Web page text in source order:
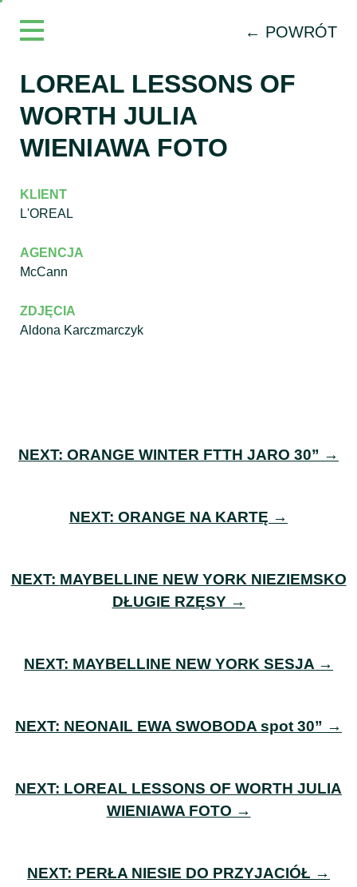
← POWRÓT
LOREAL LESSONS OF
WORTH JULIA
WIENIAWA FOTO
KLIENT
L'OREAL
AGENCJA
McCann
ZDJĘCIA
Aldona Karczmarczyk
NEXT: ORANGE WINTER FTTH JARO 30” →
NEXT: ORANGE NA KARTĘ →
NEXT: MAYBELLINE NEW YORK NIEZIEMSKO
DŁUGIE RZĘSY →
NEXT: MAYBELLINE NEW YORK SESJA →
NEXT: NEONAIL EWA SWOBODA spot 30” →
NEXT: LOREAL LESSONS OF WORTH JULIA
WIENIAWA FOTO →
NEXT: PERŁA NIESIE DO PRZYJACIÓŁ →